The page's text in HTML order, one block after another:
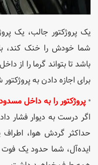
یک پروژکتور جالب، یک
شما خودش را خنک کند،
باشد تا بتواند گرما را از
برای اجازه دادن به
•پروژکتور را به داخل
اگر درست به دیوار فشار
حداکثر گردش هوا، اطراف
ایده‌آل، شما حدود یک فوت